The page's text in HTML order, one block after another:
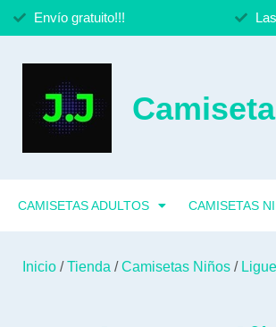
Envío gratuito!!!
CAMISETAS ADULTOS CAMISETAS
Inicio /Tienda /Camisetas Niños /